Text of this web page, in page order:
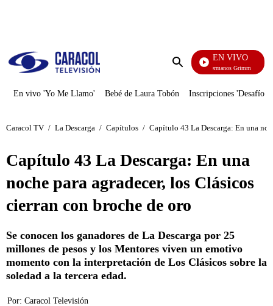
Enviar
EN VIVO
En vivo 'Yo Me Llamo' Bebé de Laura Tobón Inscripciones 'Desafío'
Caracol TV / La Descarga / Capítulos / Capítulo 43 La Descarga: En una
Capítulo 43 La Descarga: En una
noche para agradecer, los Clásicos
cierran con broche de oro
Se conocen los ganadores de La Descarga por 25
millones de pesos y los Mentores viven un emotivo
momento con la interpretación de Los Clásicos sobre la
soledad a la tercera edad.
Por: Caracol Televisión